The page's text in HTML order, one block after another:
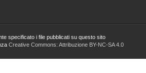
specificato i file pubblicati su questo sito
Creative Commons: Attribuzione BY-NC-SA 4.0